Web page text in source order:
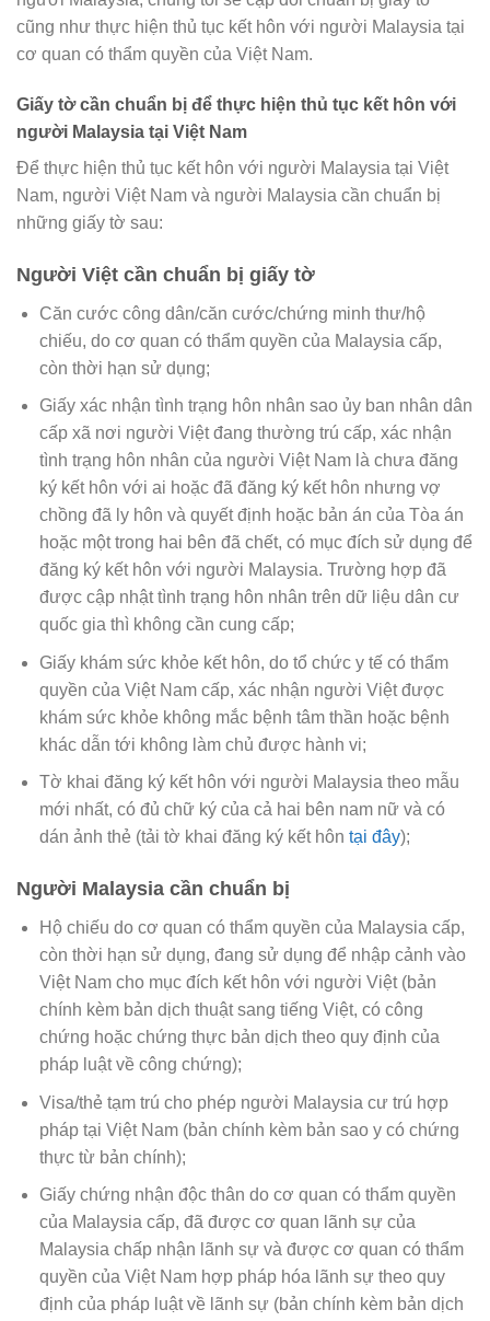
cũng như thực hiện thủ tục kết hôn với người Malaysia tại
cơ quan có thẩm quyền của Việt Nam.
Giấy tờ cần chuẩn bị để thực hiện thủ tục kết hôn với
người Malaysia tại Việt Nam
Để thực hiện thủ tục kết hôn với người Malaysia tại Việt
Nam, người Việt Nam và người Malaysia cần chuẩn bị
những giấy tờ sau:
Người Việt cần chuẩn bị giấy tờ
Căn cước công dân/căn cước/chứng minh thư/hộ
chiếu, do cơ quan có thẩm quyền của Malaysia cấp,
còn thời hạn sử dụng;
Giấy xác nhận tình trạng hôn nhân sao ủy ban nhân dân
cấp xã nơi người Việt đang thường trú cấp, xác nhận
tình trạng hôn nhân của người Việt Nam là chưa đăng
ký kết hôn với ai hoặc đã đăng ký kết hôn nhưng vợ
chồng đã ly hôn và quyết định hoặc bản án của Tòa án
hoặc một trong hai bên đã chết, có mục đích sử dụng để
đăng ký kết hôn với người Malaysia. Trường hợp đã
được cập nhật tình trạng hôn nhân trên dữ liệu dân cư
quốc gia thì không cần cung cấp;
Giấy khám sức khỏe kết hôn, do tổ chức y tế có thẩm
quyền của Việt Nam cấp, xác nhận người Việt được
khám sức khỏe không mắc bệnh tâm thần hoặc bệnh
khác dẫn tới không làm chủ được hành vi;
Tờ khai đăng ký kết hôn với người Malaysia theo mẫu
mới nhất, có đủ chữ ký của cả hai bên nam nữ và có
dán ảnh thẻ (tải tờ khai đăng ký kết hôn tại đây);
Người Malaysia cần chuẩn bị
Hộ chiếu do cơ quan có thẩm quyền của Malaysia cấp,
còn thời hạn sử dụng, đang sử dụng để nhập cảnh vào
Việt Nam cho mục đích kết hôn với người Việt (bản
chính kèm bản dịch thuật sang tiếng Việt, có công
chứng hoặc chứng thực bản dịch theo quy định của
pháp luật về công chứng);
Visa/thẻ tạm trú cho phép người Malaysia cư trú hợp
pháp tại Việt Nam (bản chính kèm bản sao y có chứng
thực từ bản chính);
Giấy chứng nhận độc thân do cơ quan có thẩm quyền
của Malaysia cấp, đã được cơ quan lãnh sự của
Malaysia chấp nhận lãnh sự và được cơ quan có thẩm
quyền của Việt Nam hợp pháp hóa lãnh sự theo quy
định của pháp luật về lãnh sự (bản chính kèm bản dịch